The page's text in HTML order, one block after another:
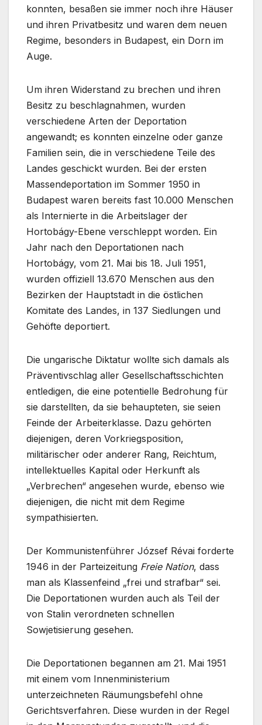
konnten, besaßen sie immer noch ihre Häuser
und ihren Privatbesitz und waren dem neuen
Regime, besonders in Budapest, ein Dorn im
Auge.
Um ihren Widerstand zu brechen und ihren
Besitz zu beschlagnahmen, wurden
verschiedene Arten der Deportation
angewandt; es konnten einzelne oder ganze
Familien sein, die in verschiedene Teile des
Landes geschickt wurden. Bei der ersten
Massendeportation im Sommer 1950 in
Budapest waren bereits fast 10.000 Menschen
als Internierte in die Arbeitslager der
Hortobágy-Ebene verschleppt worden. Ein
Jahr nach den Deportationen nach
Hortobágy, vom 21. Mai bis 18. Juli 1951,
wurden offiziell 13.670 Menschen aus den
Bezirken der Hauptstadt in die östlichen
Komitate des Landes, in 137 Siedlungen und
Gehöfte deportiert.
Die ungarische Diktatur wollte sich damals als
Präventivschlag aller Gesellschaftsschichten
entledigen, die eine potentielle Bedrohung für
sie darstellten, da sie behaupteten, sie seien
Feinde der Arbeiterklasse. Dazu gehörten
diejenigen, deren Vorkriegsposition,
militärischer oder anderer Rang, Reichtum,
intellektuelles Kapital oder Herkunft als
„Verbrechen“ angesehen wurde, ebenso wie
diejenigen, die nicht mit dem Regime
sympathisierten.
Der Kommunistenführer József Révai forderte
1946 in der Parteizeitung Freie Nation, dass
man als Klassenfeind „frei und strafbar“ sei.
Die Deportationen wurden auch als Teil der
von Stalin verordneten schnellen
Sowjetisierung gesehen.
Die Deportationen begannen am 21. Mai 1951
mit einem vom Innenministerium
unterzeichneten Räumungsbefehl ohne
Gerichtsverfahren. Diese wurden in der Regel